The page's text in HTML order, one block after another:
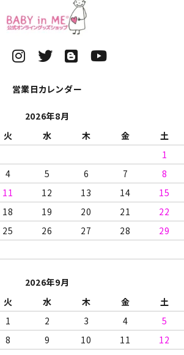
営業日カレンダー
2026年8月
火 水 木 金
土
1
4 5 6 7
8
11 12 13 14
15
18 19 20 21
22
25 26 27 28
29
2026年9月
火 水 木 金
土
1
2 3 4
5
8 9 10 11
12